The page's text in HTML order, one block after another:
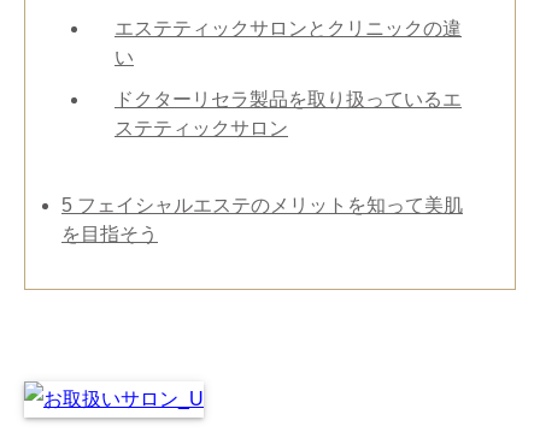
エステティックサロンとクリニックの違
い
ドクターリセラ製品を取り扱っているエ
ステティックサロン
5 フェイシャルエステのメリットを知って美肌
を目指そう